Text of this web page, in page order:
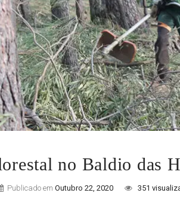
no Baldio das
Publicado em Outubro 22, 2020 351